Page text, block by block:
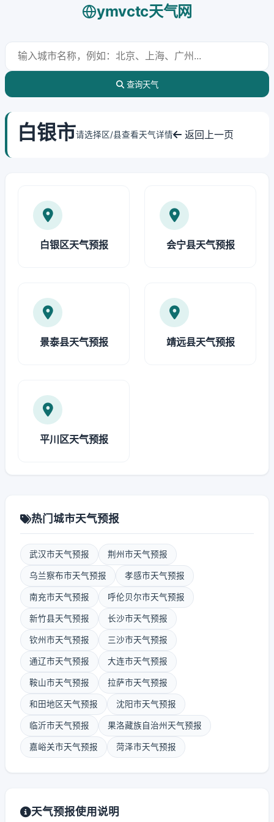
ymvctc天气网
查询天气
白银市请选择区/县查看天气详情 返回上一页
白银区天气预报 会宁县天气预报
景泰县天气预报 靖远县天气预报
平川区天气预报
热门城市天气预报
武汉市天气预报 荆州市天气预报
乌兰察布市天气预报 孝感市天气预报
南充市天气预报 呼伦贝尔市天气预报
新竹县天气预报 长沙市天气预报
钦州市天气预报 三沙市天气预报
通辽市天气预报 大连市天气预报
鞍山市天气预报 拉萨市天气预报
和田地区天气预报 沈阳市天气预报
临沂市天气预报 果洛藏族自治州天气预报
嘉峪关市天气预报 菏泽市天气预报
天气预报使用说明